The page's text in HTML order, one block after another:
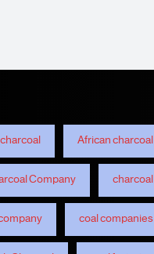
African charcoal
charcoal
Company
coal companies